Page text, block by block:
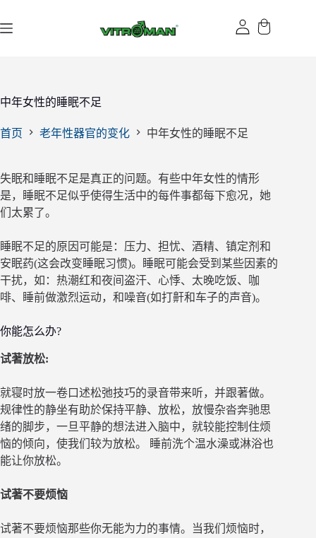
过
中年女性的睡眠不足
首页 老年性器官的变化 中年女性的睡眠不足
失眠和睡眠不足是真正的问题。有些中年女性的情形
是，睡眠不足似乎使得生活中的每件事都每下愈况，她
们太累了。
睡眠不足的原因可能是：压力、担忧、酒精、镇定剂和
安眠药(这会改变睡眠习惯)。睡眠可能会受到某些因素的
干扰，如：热潮红和夜间盗汗、心悸、太晚吃饭、咖
啡、睡前做激烈运动，和噪音(如打鼾和车子的声音)。
你能怎么办?
试著放松:
就寝时放一卷口述松弛技巧的录音带来听，并跟著做。
规律性的静坐有助於保持平静、放松，放慢杂沓奔驰思
绪的脚步，一旦平静的想法进入脑中，就较能控制住烦
恼的倾向，使我们较为放松。 睡前洗个温水澡或淋浴也
能让你放松。
试著不要烦恼
试著不要烦恼那些你无能为力的事情。当我们烦恼时，